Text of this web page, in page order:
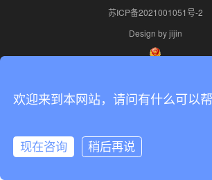
苏ICP备2021001051号-2
Design by jijin
欢迎来到本网站，请问有什么可以帮
现在咨询 稍后再说